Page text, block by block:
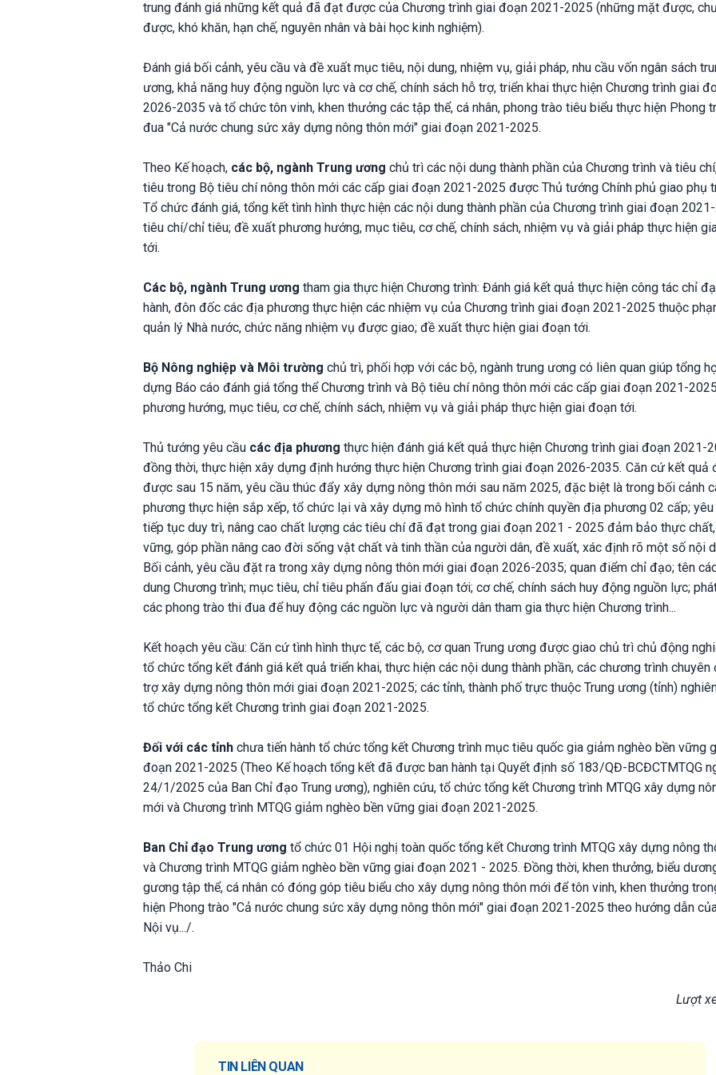
trung đánh giá những kết quả đã đạt được của Chương trình giai đoạn 2021-2025 (những mặt được,
được, khó khăn, hạn chế, nguyên nhân và bài học kinh nghiệm).
Đánh giá bối cảnh, yêu cầu và đề xuất mục tiêu, nội dung, nhiệm vụ, giải pháp, nhu cầu vốn ngân sách
ương, khả năng huy động nguồn lực và cơ chế, chính sách hỗ trợ, triển khai thực hiện Chương trình giai
2026-2035 và tổ chức tôn vinh, khen thưởng các tập thể, cá nhân, phong trào tiêu biểu thực hiện Phong
đua "Cả nước chung sức xây dựng nông thôn mới" giai đoạn 2021-2025.
Theo Kế hoạch, các bộ, ngành Trung ương chủ trì các nội dung thành phần của Chương trình và tiêu
tiêu trong Bộ tiêu chí nông thôn mới các cấp giai đoạn 2021-2025 được Thủ tướng Chính phủ giao phụ
Tổ chức đánh giá, tổng kết tình hình thực hiện các nội dung thành phần của Chương trình giai đoạn
tiêu chí/chỉ tiêu; đề xuất phương hướng, mục tiêu, cơ chế, chính sách, nhiệm vụ và giải pháp thực hiện
tới.
Các bộ, ngành Trung ương tham gia thực hiện Chương trình: Đánh giá kết quả thực hiện công tác chỉ
hành, đôn đốc các địa phương thực hiện các nhiệm vụ của Chương trình giai đoạn 2021-2025 thuộc
quản lý Nhà nước, chức năng nhiệm vụ được giao; đề xuất thực hiện giai đoạn tới.
Bộ Nông nghiệp và Môi trường chủ trì, phối hợp với các bộ, ngành trung ương có liên quan giúp tổng
dựng Báo cáo đánh giá tổng thể Chương trình và Bộ tiêu chí nông thôn mới các cấp giai đoạn 2021-
phương hướng, mục tiêu, cơ chế, chính sách, nhiệm vụ và giải pháp thực hiện giai đoạn tới.
Thủ tướng yêu cầu các địa phương thực hiện đánh giá kết quả thực hiện Chương trình giai đoạn 2021-
đồng thời, thực hiện xây dựng định hướng thực hiện Chương trình giai đoạn 2026-2035. Căn cứ kết quả
được sau 15 năm, yêu cầu thúc đẩy xây dựng nông thôn mới sau năm 2025, đặc biệt là trong bối cảnh
phương thực hiện sắp xếp, tổ chức lại và xây dựng mô hình tổ chức chính quyền địa phương 02 cấp;
tiếp tục duy trì, nâng cao chất lượng các tiêu chí đã đạt trong giai đoạn 2021 - 2025 đảm bảo thực
vững, góp phần nâng cao đời sống vật chất và tinh thần của người dân, đề xuất, xác định rõ một số nội
Bối cảnh, yêu cầu đặt ra trong xây dựng nông thôn mới giai đoạn 2026-2035; quan điểm chỉ đạo; tên
dung Chương trình; mục tiêu, chỉ tiêu phấn đấu giai đoạn tới; cơ chế, chính sách huy động nguồn lực;
các phong trào thi đua để huy động các nguồn lực và người dân tham gia thực hiện Chương trình...
Kết hoạch yêu cầu: Căn cứ tình hình thực tế, các bộ, cơ quan Trung ương được giao chủ trì chủ động
tổ chức tổng kết đánh giá kết quả triển khai, thực hiện các nội dung thành phần, các chương trình chuyên
trợ xây dựng nông thôn mới giai đoạn 2021-2025; các tỉnh, thành phố trực thuộc Trung ương (tỉnh)
tổ chức tổng kết Chương trình giai đoạn 2021-2025.
Đối với các tỉnh chưa tiến hành tổ chức tổng kết Chương trình mục tiêu quốc gia giảm nghèo bền vững
đoạn 2021-2025 (Theo Kế hoạch tổng kết đã được ban hành tại Quyết định số 183/QĐ-BCĐCTMTQG
24/1/2025 của Ban Chỉ đạo Trung ương), nghiên cứu, tổ chức tổng kết Chương trình MTQG xây dựng
mới và Chương trình MTQG giảm nghèo bền vững giai đoạn 2021-2025.
Ban Chỉ đạo Trung ương tổ chức 01 Hội nghị toàn quốc tổng kết Chương trình MTQG xây dựng nông
và Chương trình MTQG giảm nghèo bền vững giai đoạn 2021 - 2025. Đồng thời, khen thưởng, biểu
gương tập thể, cá nhân có đóng góp tiêu biểu cho xây dựng nông thôn mới để tôn vinh, khen thưởng
hiện Phong trào "Cả nước chung sức xây dựng nông thôn mới" giai đoạn 2021-2025 theo hướng dẫn
Nội vụ.../.
Thảo Chi
Lượt
TIN LIÊN QUAN